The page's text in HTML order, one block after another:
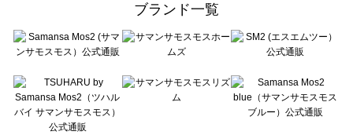
sō4ū（ソウフォーユー）のブルゾン 一覧
Te chichi（テチチ）のブルゾン 一覧
Te chichi CLASSIC（テチチ クラシック）のブルゾン 一覧
Lugnoncure（ルノンキュール）のブルゾン 一覧
BETTY'S BLUE（べティーズブルー）のブルゾン 一覧
Wpc.（ワールドパーティー）のブルゾン 一覧
ブランド一覧